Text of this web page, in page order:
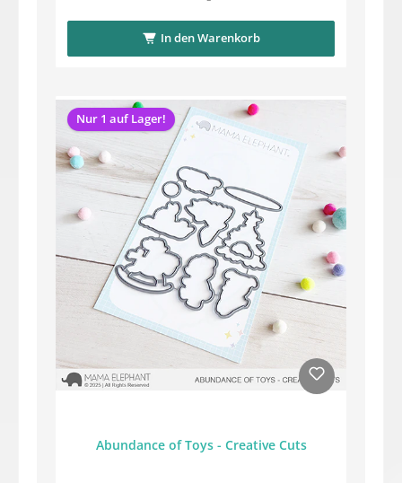
In den Warenkorb
Nur 1 auf Lager!
Abundance of Toys - Creative Cuts